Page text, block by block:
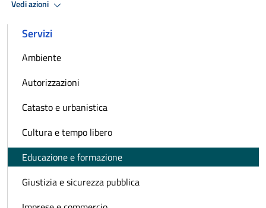
Vedi azioni
Servizi
Ambiente
Autorizzazioni
Catasto e urbanistica
Cultura e tempo libero
Educazione e formazione
Giustizia e sicurezza pubblica